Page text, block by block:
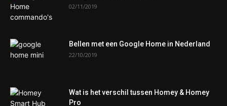
02/11/2019
Bellen met een Google Home in Nederland
22/10/2019
Wat is het verschil tussen Homey & Homey
Pro